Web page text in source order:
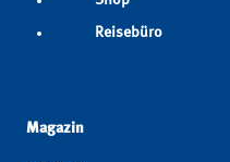
Reisebüro
Magazin